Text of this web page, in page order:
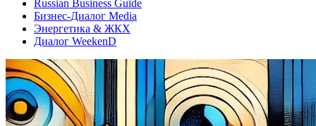
Russian Business Guide
Бизнес-Диалог Media
Энергетика & ЖКХ
Диалог WeekenD